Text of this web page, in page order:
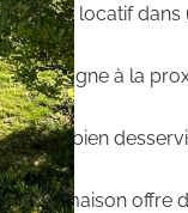
locatif dans
campagne à la
et bien
, cette maison offre